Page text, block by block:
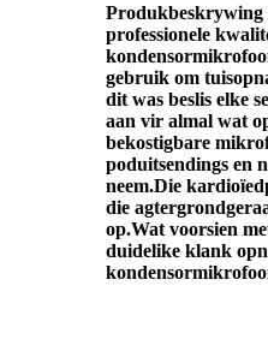
Produkbeskrywing
professionele
gebruik om
dit was beslis elke
aan vir almal wat
bekostigbare
poduitsendings en
neem.Die
die
op.Wat voorsien
duidelike klank